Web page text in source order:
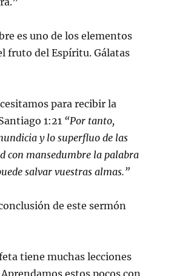
es uno de los elementos
fruto del Espíritu. Gálatas
para recibir la
1:21 “Por tanto,
y lo superfluo de las
con mansedumbre la palabra
salvar vuestras almas.”
de este sermón
tiene muchas lecciones
estos pocos con